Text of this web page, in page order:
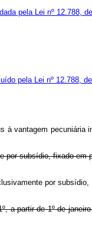
pela Lei nº 12.788,
pela Lei nº 12.788,
à vantagem pecuniária
por subsídio, fixado
por
a partir de 1º de